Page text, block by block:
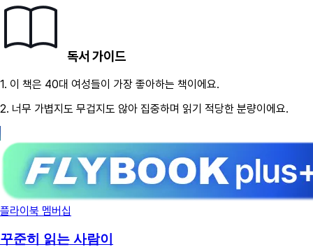
독서 가이드
1. 이 책은 40대 여성들이 가장 좋아하는 책이에요.
2. 너무 가볍지도 무겁지도 않아 집중하며 읽기 적당한 분량이에요.
플라이북 멤버십
꾸준히 읽는 사람이